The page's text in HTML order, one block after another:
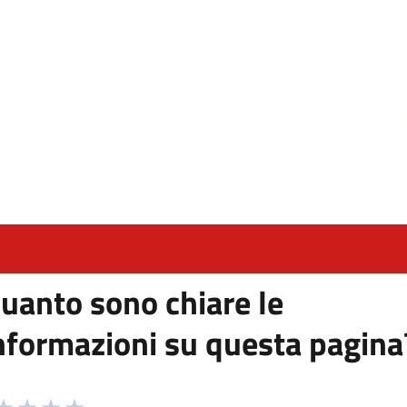
sono chiare le
su questa
da 1 a 5 stelle la pagina